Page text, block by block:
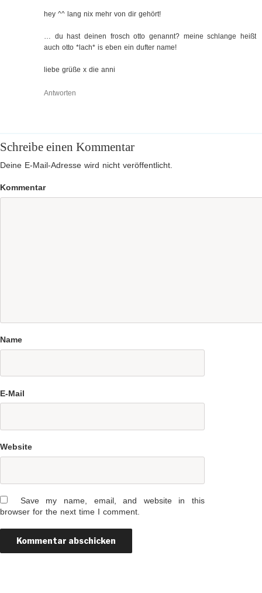
hey ^^ lang nix mehr von dir gehört!
… du hast deinen frosch otto genannt? meine schlange heißt
auch otto *lach* is eben ein dufter name!
liebe grüße x die anni
Antworten
Schreibe einen Kommentar
Deine E-Mail-Adresse wird nicht veröffentlicht.
Kommentar
Name
E-Mail
Website
Save my name, email, and website in this
browser for the next time I comment.